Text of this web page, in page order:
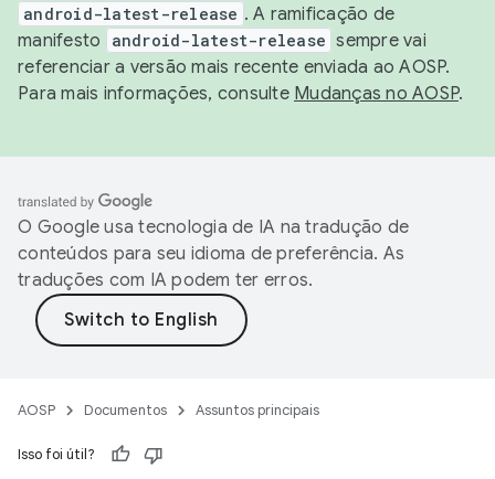
android-latest-release . A ramificação de
manifesto
android-latest-release sempre vai
referenciar a versão mais recente enviada ao AOSP.
Para mais informações, consulte Mudanças no AOSP.
O Google usa tecnologia de IA na tradução de
conteúdos para seu idioma de preferência. As
traduções com IA podem ter erros.
AOSP Documentos Assuntos principais
Isso foi útil?